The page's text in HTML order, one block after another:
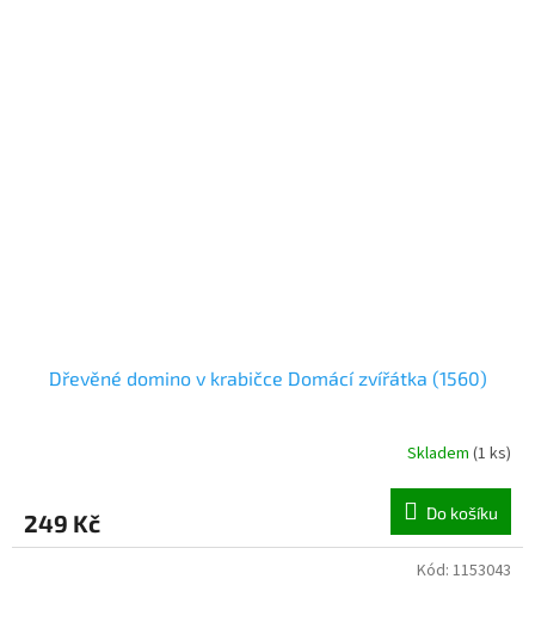
Dřevěné domino v krabičce Domácí zvířátka (1560)
Skladem (1 ks)
249 Kč Do košíku
Kód: 1153043